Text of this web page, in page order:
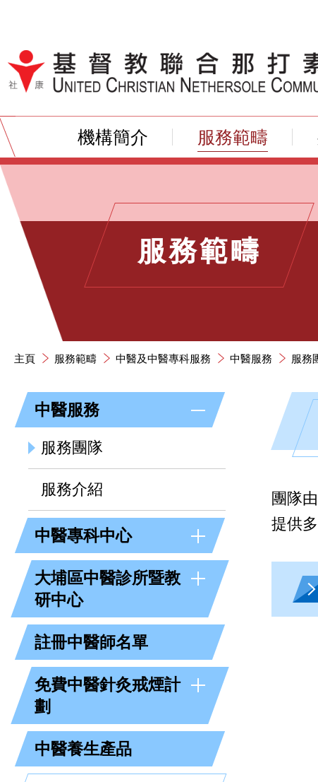
跳到內容（按輸入鍵）
機構簡介 服務範疇
服務範疇
主頁 服務範疇 中醫及中醫專科服務 中醫服務 服務
中醫服務
服務團隊
服務介紹
中醫專科中心
大埔區中醫診所暨教
研中心
註冊中醫師名單
免費中醫針灸戒煙計
劃
中醫養生產品
團隊
提供